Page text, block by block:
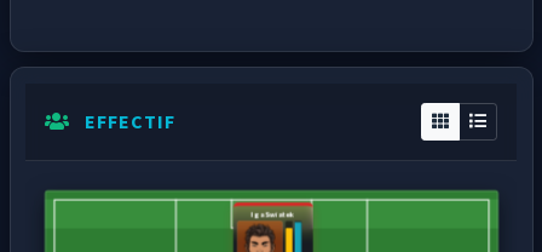
EFFECTIF
Iga Swiatek